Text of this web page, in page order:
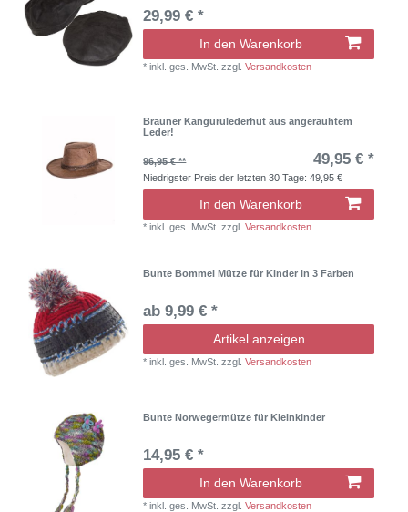
29,99 € *
In den Warenkorb
*inkl. ges. MwSt. zzgl.Versandkosten
Brauner Kängurulederhut aus angerauhtem
Leder!
96,95 € ** 49,95 € *
Niedrigster Preis der letzten 30 Tage:49,95 €
In den Warenkorb
*inkl. ges. MwSt. zzgl.Versandkosten
Bunte Bommel Mütze für Kinder in 3 Farben
ab 9,99 € *
Artikel anzeigen
*inkl. ges. MwSt. zzgl.Versandkosten
Bunte Norwegermütze für Kleinkinder
14,95 € *
In den Warenkorb
*inkl. ges. MwSt. zzgl.Versandkosten